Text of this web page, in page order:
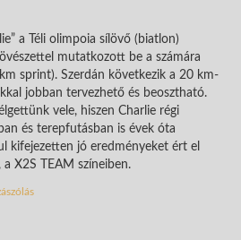
a Téli olimpoia sílövő (biatlon)
mutatkozott be a számára
sprint). Szerdán következik a 20 km-
jobban tervezhető és beosztható.
vele, hiszen Charlie régi
és terepfutásban is évek óta
kifejezetten jó eredményeket ért el
X2S TEAM színeiben.